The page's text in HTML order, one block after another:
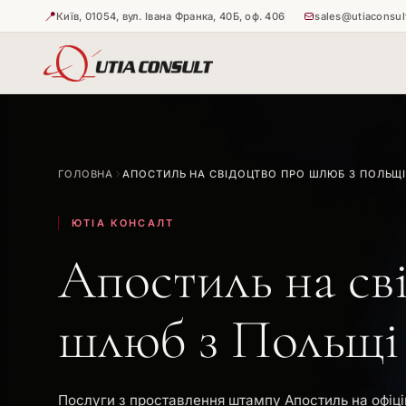
📍Київ, 01054, вул. Івана Франка, 40Б, оф. 406
ГОЛОВНА АПОСТИЛЬ НА СВІДОЦТВО ПРО ШЛЮБ З ПОЛЬЩІ
ЮТІА КОНСАЛТ
Апостиль на
шлюб з Польщі
Послуги з проставлення штампу Апостиль на